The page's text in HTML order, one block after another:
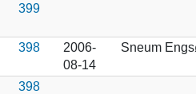
399
398
2006-
08-14
Sneum
398